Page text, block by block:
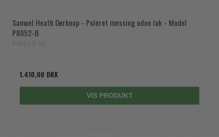
Samuel Heath Dørknop - Poleret messing uden lak - Model
P8052-B
1.410,00 DKK
VIS PRODUKT